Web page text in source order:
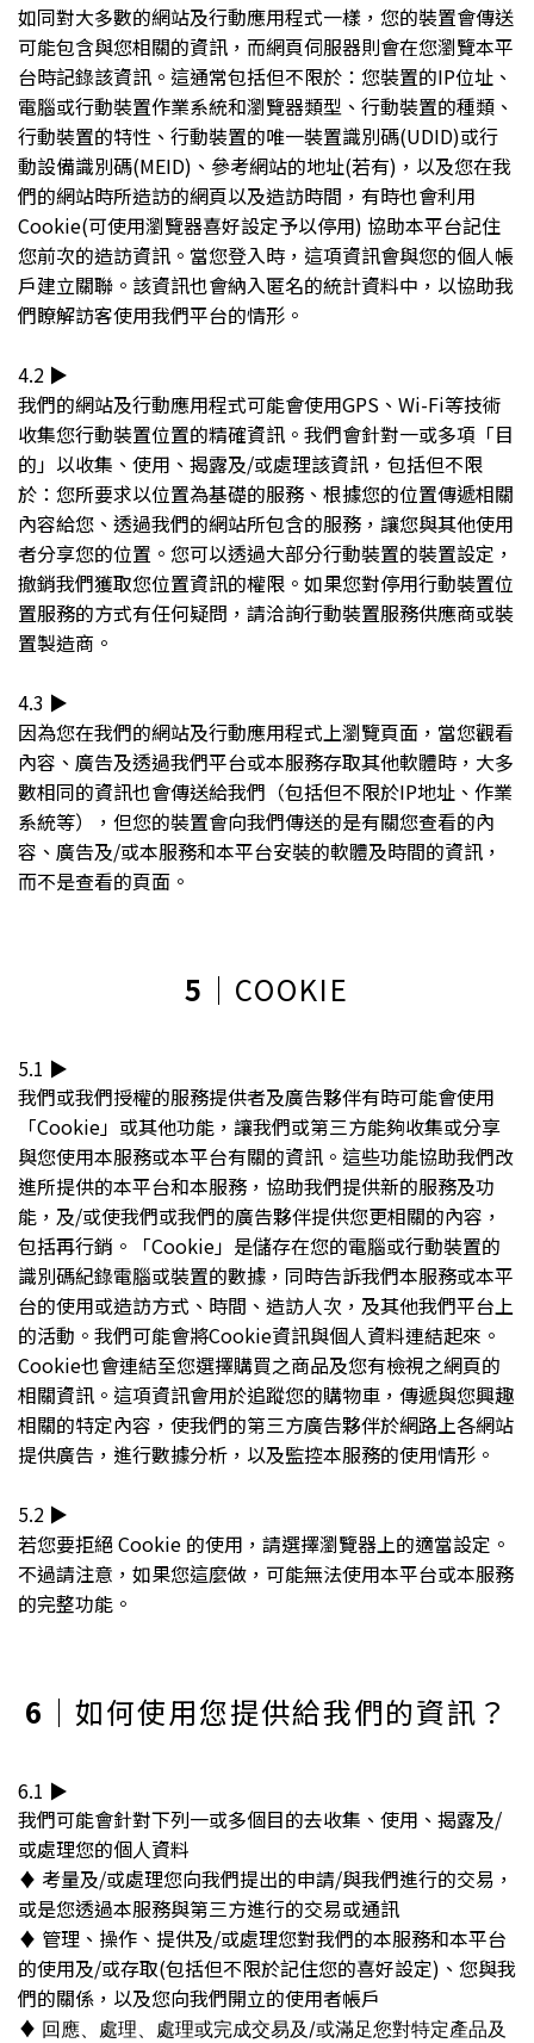
如同對大多數的網站及行動應用程式一樣，您的裝置會傳送
可能包含與您相關的資訊，而網頁伺服器則會在您瀏覽本平
台時記錄該資訊。這通常包括但不限於：您裝置的IP位址、
電腦或行動裝置作業系統和瀏覽器類型、行動裝置的種類、
行動裝置的特性、行動裝置的唯一裝置識別碼(UDID)或行
動設備識別碼(MEID)、參考網站的地址(若有)，以及您在我
們的網站時所造訪的網頁以及造訪時間，有時也會利用
Cookie(可使用瀏覽器喜好設定予以停用) 協助本平台記住
您前次的造訪資訊。當您登入時，這項資訊會與您的個人帳
戶建立關聯。該資訊也會納入匿名的統計資料中，以協助我
們瞭解訪客使用我們平台的情形。
4.2 ▶︎
我們的網站及行動應用程式可能會使用GPS、Wi-Fi等技術
收集您行動裝置位置的精確資訊。我們會針對一或多項「目
的」以收集、使用、揭露及/或處理該資訊，包括但不限
於：您所要求以位置為基礎的服務、根據您的位置傳遞相關
內容給您、透過我們的網站所包含的服務，讓您與其他使用
者分享您的位置。您可以透過大部分行動裝置的裝置設定，
撤銷我們獲取您位置資訊的權限。如果您對停用行動裝置位
置服務的方式有任何疑問，請洽詢行動裝置服務供應商或裝
置製造商。
4.3 ▶︎
因為您在我們的網站及行動應用程式上瀏覽頁面，當您觀看
內容、廣告及透過我們平台或本服務存取其他軟體時，大多
數相同的資訊也會傳送給我們（包括但不限於IP地址、作業
系統等），但您的裝置會向我們傳送的是有關您查看的內
容、廣告及/或本服務和本平台安裝的軟體及時間的資訊，
而不是查看的頁面。
5 ｜COOKIE
5.1 ▶︎
我們或我們授權的服務提供者及廣告夥伴有時可能會使用
「Cookie」或其他功能，讓我們或第三方能夠收集或分享
與您使用本服務或本平台有關的資訊。這些功能協助我們改
進所提供的本平台和本服務，協助我們提供新的服務及功
能，及/或使我們或我們的廣告夥伴提供您更相關的內容，
包括再行銷。「Cookie」是儲存在您的電腦或行動裝置的
識別碼紀錄電腦或裝置的數據，同時告訴我們本服務或本平
台的使用或造訪方式、時間、造訪人次，及其他我們平台上
的活動。我們可能會將Cookie資訊與個人資料連結起來。
Cookie也會連結至您選擇購買之商品及您有檢視之網頁的
相關資訊。這項資訊會用於追蹤您的購物車，傳遞與您興趣
相關的特定內容，使我們的第三方廣告夥伴於網路上各網站
提供廣告，進行數據分析，以及監控本服務的使用情形。
5.2 ▶︎
若您要拒絕 Cookie 的使用，請選擇瀏覽器上的適當設定。
不過請注意，如果您這麼做，可能無法使用本平台或本服務
的完整功能。
6 ｜如何使用您提供給我們的資訊？
6.1 ▶︎
我們可能會針對下列一或多個目的去收集、使用、揭露及/
或處理您的個人資料
♦︎ 考量及/或處理您向我們提出的申請/與我們進行的交易，
或是您透過本服務與第三方進行的交易或通訊
♦︎ 管理、操作、提供及/或處理您對我們的本服務和本平台
的使用及/或存取(包括但不限於記住您的喜好設定)、您與我
們的關係，以及您向我們開立的使用者帳戶
♦︎ 回應、處理、處理或完成交易及/或滿足您對特定產品及